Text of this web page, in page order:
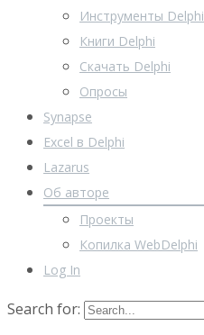
Инструменты Delphi
Книги Delphi
Скачать Delphi
Опросы
Synapse
Excel в Delphi
Lazarus
Об авторе
Проекты
Копилка WebDelphi
Log In
Search for: